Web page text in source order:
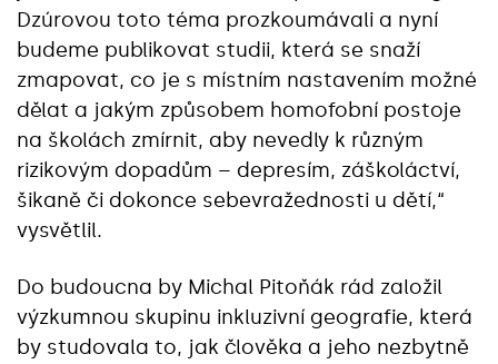
Dzúrovou toto téma prozkoumávali a nyní
budeme publikovat studii, která se snaží
zmapovat, co je s místním nastavením možné
dělat a jakým způsobem homofobní postoje
na školách zmírnit, aby nevedly k různým
rizikovým dopadům – depresím, záškoláctví,
šikaně či dokonce sebevražednosti u dětí,“
vysvětlil.
Do budoucna by Michal Pitoňák rád založil
výzkumnou skupinu inkluzivní geografie, která
by studovala to, jak člověka a jeho nezbytně